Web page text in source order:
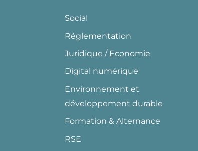
Social
Réglementation
Juridique / Economie
Digital numérique
Environnement et
développement durable
Formation & Alternance
RSE